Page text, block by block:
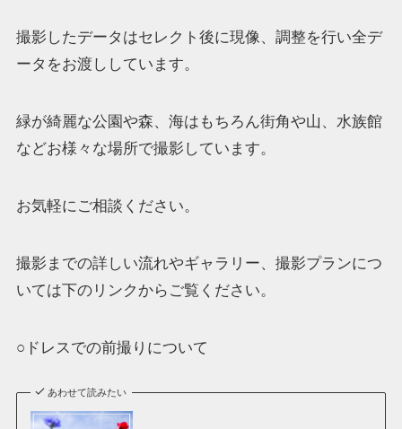
撮影したデータはセレクト後に現像、調整を行い全デ
ータをお渡ししています。
緑が綺麗な公園や森、海はもちろん街角や山、水族館
などお様々な場所で撮影しています。
お気軽にご相談ください。
撮影までの詳しい流れやギャラリー、撮影プランにつ
いては下のリンクからご覧ください。
○ドレスでの前撮りについて
あわせて読みたい